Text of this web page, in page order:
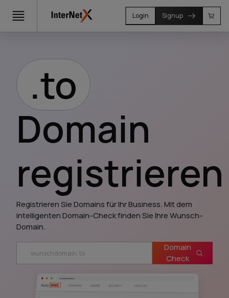
Login Signup
.to
Domain
registrieren
Registrieren Sie Domains für Ihr Business. Mit dem
intelligenten Domain-Check finden Sie Ihre Wunsch-
Domain.
Domain
Check